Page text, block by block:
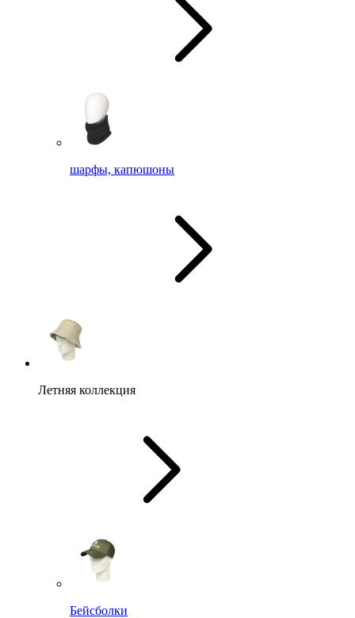
шарфы, капюшоны
Летняя коллекция
Бейсболки